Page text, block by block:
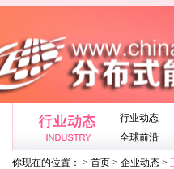
行业动态
全球前沿
你现在的位置： > 首页 > 企业动态 >